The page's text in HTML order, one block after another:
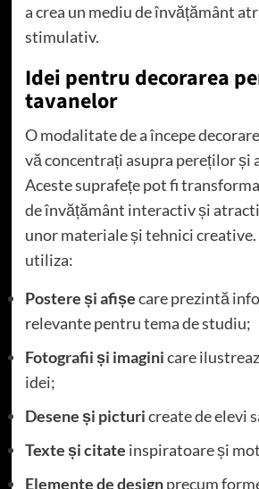
a crea un mediu de învățământ
stimulativ.
Idei pentru decorarea
tavanelor
O modalitate de a începe
vă concentrați asupra pereților și
Aceste suprafețe pot fi
de învățământ interactiv și
unor materiale și tehnici
utiliza:
Postere și afișecare prezintă
relevante pentru tema de studiu;
Fotografii și imaginicare
idei;
Desene și picturicreate de elevi
Texte și citate inspiratoare și
Elemente de designprecum